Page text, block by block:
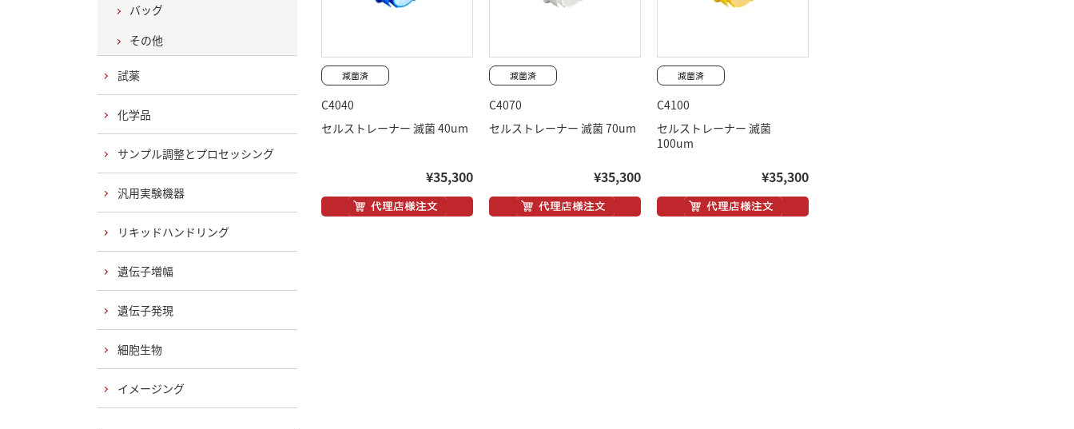
C4040
セルストレーナー 滅菌 40um
¥35,300
C4070
セルストレーナー 滅菌 70um
¥35,300
C4100
セルストレーナー 滅菌
100um
¥35,300
バッグ
その他
試薬
化学品
サンプル調整とプロセッシング
汎用実験機器
リキッドハンドリング
遺伝子増幅
遺伝子発現
細胞生物
イメージング